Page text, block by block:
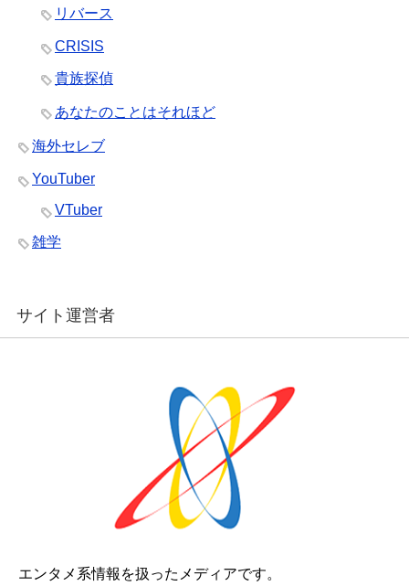
リバース
CRISIS
貴族探偵
あなたのことはそれほど
海外セレブ
YouTuber
VTuber
雑学
サイト運営者
エンタメ系情報を扱ったメディアです。